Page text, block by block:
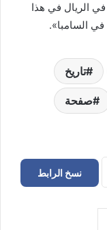
في الريال في هذا
في السامبا».
تاريخ
صفحة
نسخ الرابط